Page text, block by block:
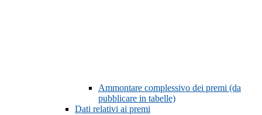
Ammontare complessivo dei premi (da
pubblicare in tabelle)
Dati relativi ai premi